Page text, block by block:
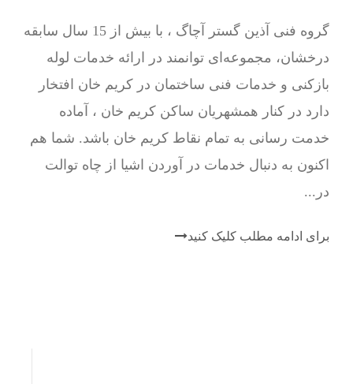
گروه فنی آذین گستر آچاگ ، با بیش از 15 سال سابقه
درخشان، مجموعه‌ای توانمند در ارائه خدمات لوله
بازکنی و خدمات فنی ساختمان در کریم خان افتخار
دارد در کنار همشهریان ساکن کریم خان ، آماده
خدمت رسانی به تمام نقاط کریم خان باشد. شما هم
اکنون به دنبال خدمات در آوردن اشیا از چاه توالت
در...
برای ادامه مطلب کلیک کنید